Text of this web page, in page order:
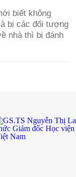
biết không
bị các đối tượng
nhà thì bị đánh